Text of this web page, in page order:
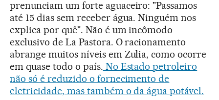
prenunciam um forte aguaceiro: "Passamos
até 15 dias sem receber água. Ninguém nos
explica por quê". Não é um incômodo
exclusivo de La Pastora. O racionamento
abrange muitos níveis em Zulia, como ocorre
em quase todo o país. No Estado petroleiro
não só é reduzido o fornecimento de
eletricidade, mas também o da água potável.